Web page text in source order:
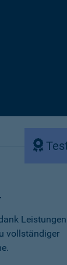
vollständiger